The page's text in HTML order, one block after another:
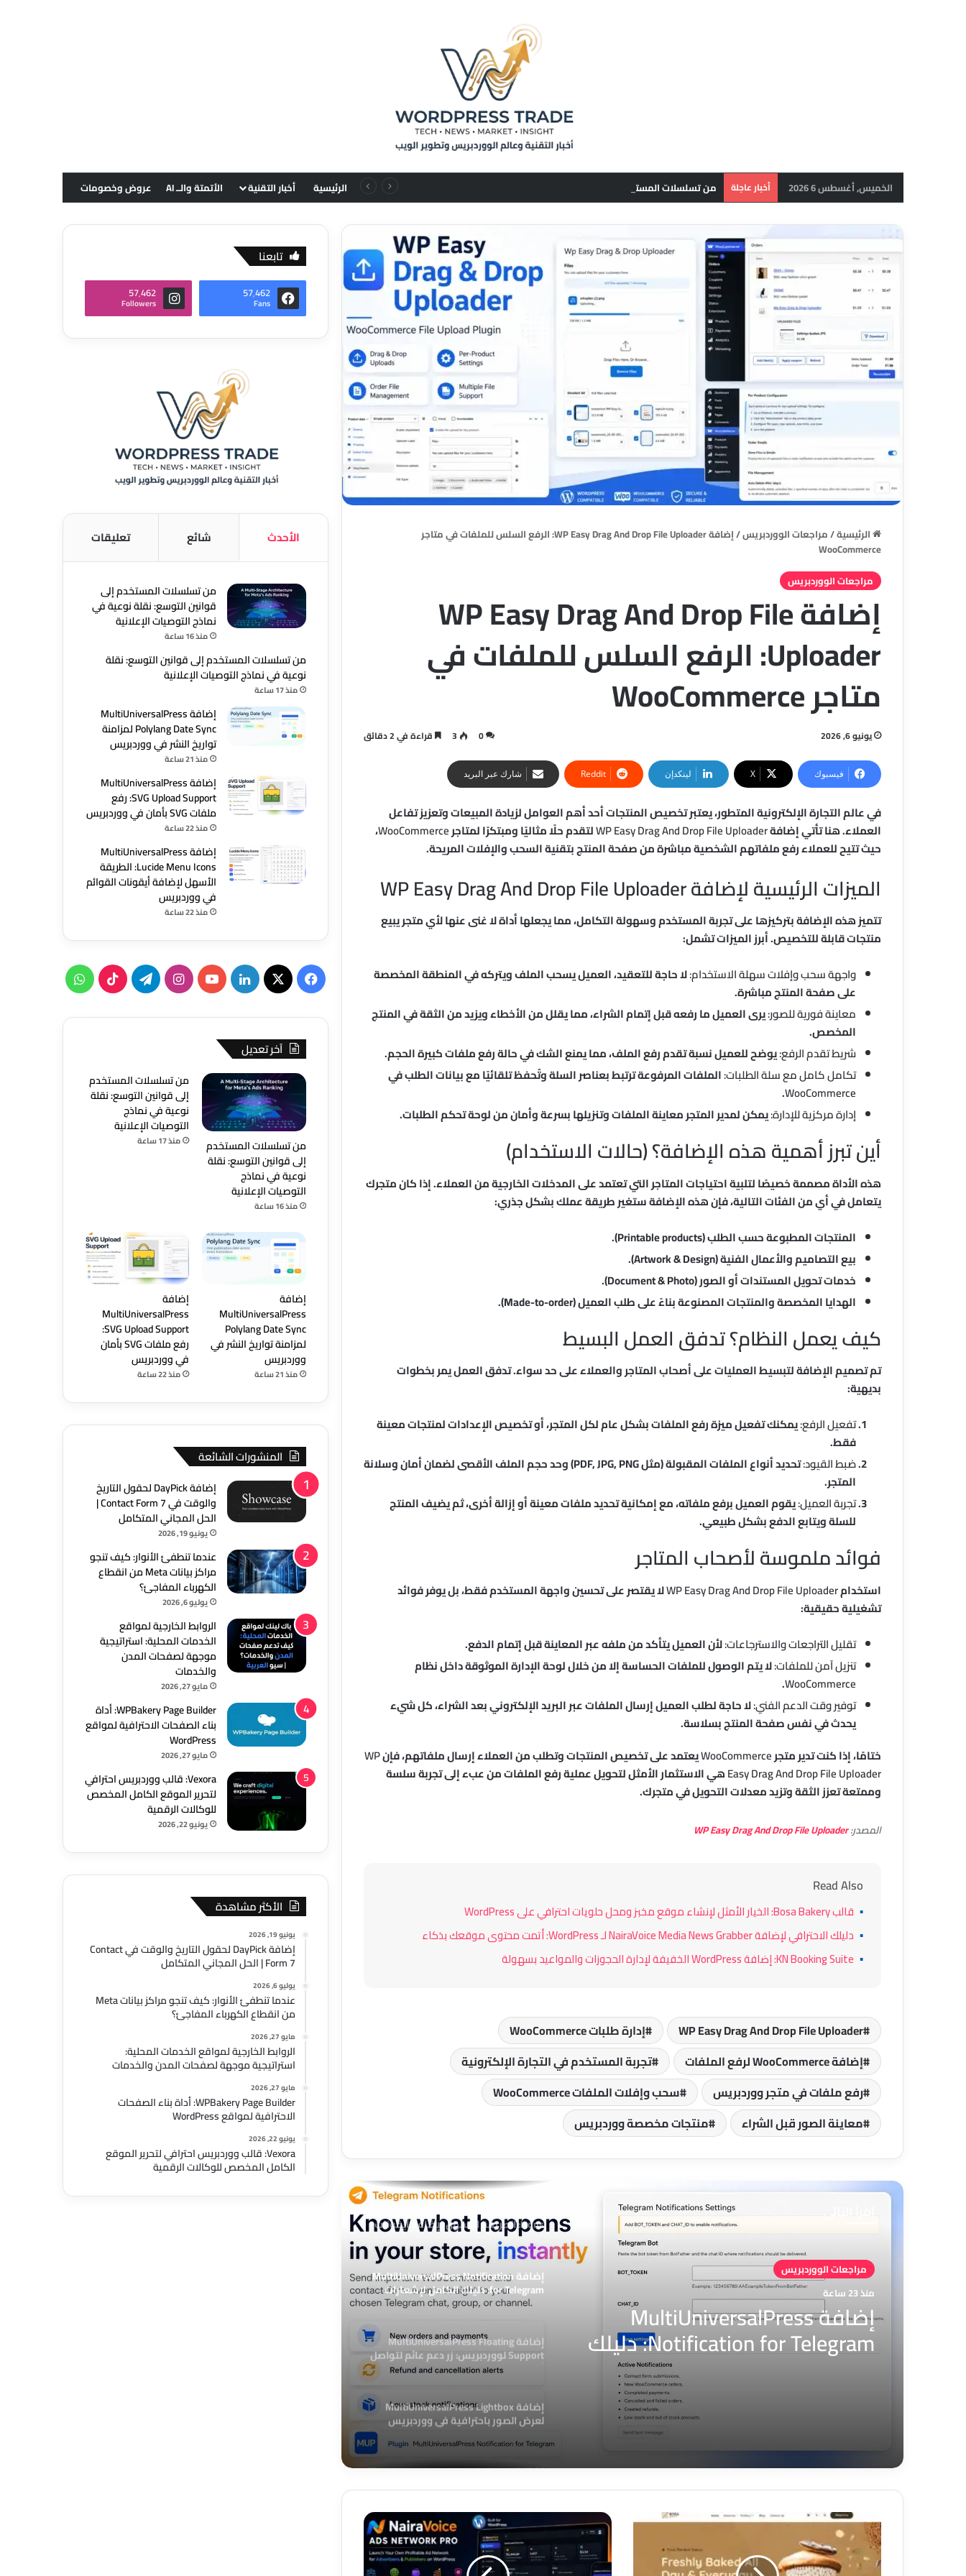
الخميس, أغسطس 6 2026 أخبار عاجلة الرئيسية أخبار التقنية الأتمتة والــ AI عروض وخصومات
الرئيسية/مراجعات الووردبريس/
إضافة WP Easy Drag And Drop File Uploader: الرفع السلس للملفات في متاجر
WooCommerce
مراجعات الووردبريس
إضافة WP Easy Drag And Drop File
Uploader: الرفع السلس للملفات في
متاجر WooCommerce
يونيو 6, 2026 0
3 قراءة في 2 دقائق
فيسبوك ‫X لينكدإن شارك عبر البريد
في عالم التجارة الإلكترونية المتطور، يعتبر تخصيص المنتجات أحد أهم العوامل لزيادة المبيعات وتعزيز تفاعل
العملاء. هنا تأتي إضافةWP Easy Drag And Drop File Uploaderلتقدم حلًا مثاليًا ومبتكرًا لمتاجرWooCommerce،
حيث تتيح للعملاء رفع ملفاتهم الشخصية مباشرة من صفحة المنتج بتقنية السحب والإفلات المريحة.
الميزات الرئيسية لإضافة WP Easy Drag And Drop File Uploader
تتميز هذه الإضافة بتركيزها على تجربة المستخدم وسهولة التكامل، مما يجعلها أداة لا غنى عنها لأي متجر يبيع
منتجات قابلة للتخصيص. أبرز الميزات تشمل:
واجهة سحب وإفلات سهلة الاستخدام:لا حاجة للتعقيد، العميل يسحب الملف ويتركه في المنطقة المخصصة
على صفحة المنتج مباشرة.
معاينة فورية للصور:يرى العميل ما رفعه قبل إتمام الشراء، مما يقلل من الأخطاء ويزيد من الثقة في المنتج
المخصص.
شريط تقدم الرفع:يوضح للعميل نسبة تقدم رفع الملف، مما يمنع الشك في حالة رفع ملفات كبيرة الحجم.
تكامل كامل مع سلة الطلبات:الملفات المرفوعة ترتبط بعناصر السلة وتُحفظ تلقائيًا مع بيانات الطلب في
WooCommerce
.
إدارة مركزية للإدارة:يمكن لمدير المتجر معاينة الملفات وتنزيلها بسرعة وأمان من لوحة تحكم الطلبات.
أين تبرز أهمية هذه الإضافة؟ (حالات الاستخدام)
هذه الأداة مصممة خصيصًا لتلبية احتياجات المتاجر التي تعتمد على المدخلات الخارجية من العملاء. إذا كان متجرك
يتعامل في أي من الفئات التالية، فإن هذه الإضافة ستغير طريقة عملك بشكل جذري:
المنتجات المطبوعة حسب الطلب (Printable products).
بيع التصاميم والأعمال الفنية (Artwork & Design).
خدمات تحويل المستندات أو الصور (Document & Photo).
الهدايا المخصصة والمنتجات المصنوعة بناءً على طلب العميل (Made-to-order).
كيف يعمل النظام؟ تدفق العمل البسيط
تم تصميم الإضافة لتبسيط العمليات على أصحاب المتاجر والعملاء على حد سواء. تدفق العمل يمر بخطوات
بديهية:
تفعيل الرفع:يمكنك تفعيل ميزة رفع الملفات بشكل عام لكل المتجر، أو تخصيص الإعدادات لمنتجات معينة
فقط.
ضبط القيود:
تحديد أنواع الملفات المقبولة (مثل PDF, JPG, PNG) وحد حجم الملف الأقصى لضمان أمان وسلانة
المتجر.
تجربة العميل:يقوم العميل برفع ملفاته، مع إمكانية تحديد ملفات معينة أو إزالة أخرى، ثم يضيف المنتج
للسلة ويتابع الدفع بشكل طبيعي.
فوائد ملموسة لأصحاب المتاجر
استخدامWP Easy Drag And Drop File Uploaderلا يقتصر على تحسين واجهة المستخدم فقط، بل يوفر فوائد
تشغيلية حقيقية:
تقليل التراجعات والاسترجاعات:لأن العميل يتأكد من ملفه عبر المعاينة قبل إتمام الدفع.
تنزيل آمن للملفات:لا يتم الوصول للملفات الحساسة إلا من خلال لوحة الإدارة الموثوقة داخل نظام
WooCommerce
.
توفير وقت الدعم الفني:لا حاجة لطلب العميل إرسال الملفات عبر البريد الإلكتروني بعد الشراء، كل شيء
يحدث في نفس صفحة المنتج بسلاسة.
ختامًا، إذا كنت تدير متجرWooCommerceيعتمد على تخصيص المنتجات وتطلب من العملاء إرسال ملفاتهم، فإنWP
Easy Drag And Drop File Uploaderهي الاستثمار الأمثل لتحويل عملية رفع الملفات من عبء إلى تجربة سلسة
وممتعة تعزز الثقة وتزيد معدلات التحويل في متجرك.
المصدر:WP Easy Drag And Drop File Uploader
Read Also
▪ قالب Bosa Bakery: الخيار الأمثل لإنشاء موقع مخبز ومحل حلويات احترافي على WordPress
▪ دليلك الاحترافي لإضافة NairaVoice Media News Grabber لـ WordPress: أتمت محتوى موقعك بذكاء
▪ KN Booking Suite: إضافة WordPress الخفيفة لإدارة الحجوزات والمواعيد بسهولة
WP Easy Drag And Drop File Uploader
إدارة طلبات WooCommerce
إضافة WooCommerce لرفع الملفات
تجربة المستخدم في التجارة الإلكترونية
رفع ملفات في متجر ووردبريس
سحب وإفلات الملفات WooCommerce
معاينة الصور قبل الشراء
منتجات مخصصة ووردبريس
مراجعات الووردبريس
منذ 23 ساعة
إضافة MultiUniversalPress
Notification for Telegram: دليلك
الكامل لإشعارات ووردبريس عبر
والاستخدام
معلومات الطقس إلى تجربة بصرية
احترافية على موقعك
BlockWriter: مساعد الكتابة بالذكاء
الاصطناعي داخل محرر Gutenberg
نماذج ووردبريس بأنظمة إدارة العملاء
إضافة MultiUniversalPress Lucide Menu
Icons: الطريقة الأسهل لإضافة أيقونات
القوائم في ووردبريس
إضافة MultiUniversalPress Notification
for Telegram: دليلك الكامل لإشعارات
ووردبريس عبر تليجرام
إضافة MultiUniversalPress Floating
Support لووردبريس: زر دعم عائم لتواصل
أسرع مع العملاء
إضافة MultiUniversalPress Lightbox
لعرض الصور باحترافية في ووردبريس
إضافة Wpdream للعناوين في Elementor:
أداة احترافية لتصميم عناوين جذابة على
إضافة Advance Image Grid and Carousel
لـ Elementor: دليل شامل للمميزات
والاستخدام
قالب
Bosa
الخيار
تقييم
احترافي
لـ
NairaVoice
تابعنا
57٬462
Fans
57٬462
Followers
الأحدث شائع تعليقات
من تسلسلات المستخدم إلى
قوانين التوسع: نقلة نوعية في
نماذج التوصيات الإعلانية
منذ 16 ساعة
من تسلسلات المستخدم إلى قوانين التوسع: نقلة
نوعية في نماذج التوصيات الإعلانية
منذ 17 ساعة
إضافة MultiUniversalPress
Polylang Date Sync لمزامنة
تواريخ النشر في ووردبريس
منذ 21 ساعة
إضافة MultiUniversalPress
SVG Upload Support: رفع
ملفات SVG بأمان في ووردبريس
منذ 22 ساعة
إضافة MultiUniversalPress
Lucide Menu Icons: الطريقة
الأسهل لإضافة أيقونات القوائم
في ووردبريس
منذ 22 ساعة
فيسبوك
‫X لينكدإن‫YouTubeانستقرامتيلقرام‫TikTokواتساب
آخر تعديل
من تسلسلات المستخدم
إلى قوانين التوسع: نقلة
نوعية في نماذج
التوصيات الإعلانية
منذ 16 ساعة
من تسلسلات المستخدم
إلى قوانين التوسع: نقلة
نوعية في نماذج
التوصيات الإعلانية
منذ 17 ساعة
إضافة
MultiUniversalPress
Polylang Date Sync
لمزامنة تواريخ النشر في
ووردبريس
منذ 21 ساعة
إضافة
MultiUniversalPress
SVG Upload Support:
رفع ملفات SVG بأمان
في ووردبريس
منذ 22 ساعة
المنشورات الشائعة
إضافة DayPick لحقول التاريخ
والوقت في Contact Form 7 |
الحل المجاني المتكامل
يونيو 19, 2026
عندما تنطفئ الأنوار: كيف تنجو
مراكز بيانات Meta من انقطاع
الكهرباء المفاجئ؟
يوليو 6, 2026
الروابط الخارجية لمواقع
الخدمات المحلية: استراتيجية
موجهة لصفحات المدن
والخدمات
مايو 27, 2026
WPBakery Page Builder: أداة
بناء الصفحات الاحترافية لمواقع
WordPress
مايو 27, 2026
Vexora: قالب ووردبريس احترافي
لتحرير الموقع الكامل المخصص
للوكالات الرقمية
يونيو 22, 2026
الأكثر مشاهدة
يونيو 19, 2026
إضافة DayPick لحقول التاريخ والوقت في Contact
Form 7 | الحل المجاني المتكامل
يوليو 6, 2026
عندما تنطفئ الأنوار: كيف تنجو مراكز بيانات Meta
من انقطاع الكهرباء المفاجئ؟
مايو 27, 2026
الروابط الخارجية لمواقع الخدمات المحلية:
استراتيجية موجهة لصفحات المدن والخدمات
مايو 27, 2026
WPBakery Page Builder: أداة بناء الصفحات
الاحترافية لمواقع WordPress
يونيو 22, 2026
Vexora: قالب ووردبريس احترافي لتحرير الموقع
الكامل المخصص للوكالات الرقمية